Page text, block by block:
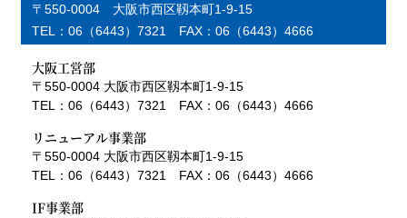
〒550-0004 大阪市西区靱本町1-9-15
TEL：06（6443）7321 FAX：06（6443）4666
大阪工営部
〒550-0004 大阪市西区靱本町1-9-15
TEL：06（6443）7321 FAX：06（6443）4666
リニューアル事業部
〒550-0004 大阪市西区靱本町1-9-15
TEL：06（6443）7321 FAX：06（6443）4666
IF事業部